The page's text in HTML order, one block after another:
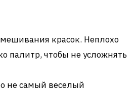
красок. Неплохо
палитр, чтобы не усложнять
не самый веселый